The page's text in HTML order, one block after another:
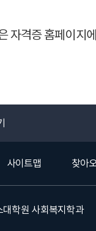
자격증 홈페이지
사이트맵 찾아
학원 사회복지학과